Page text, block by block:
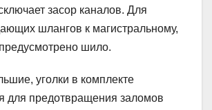
засор каналов. Для
шлангов к магистральному,
шило.
уголки в комплекте
для предотвращения заломов